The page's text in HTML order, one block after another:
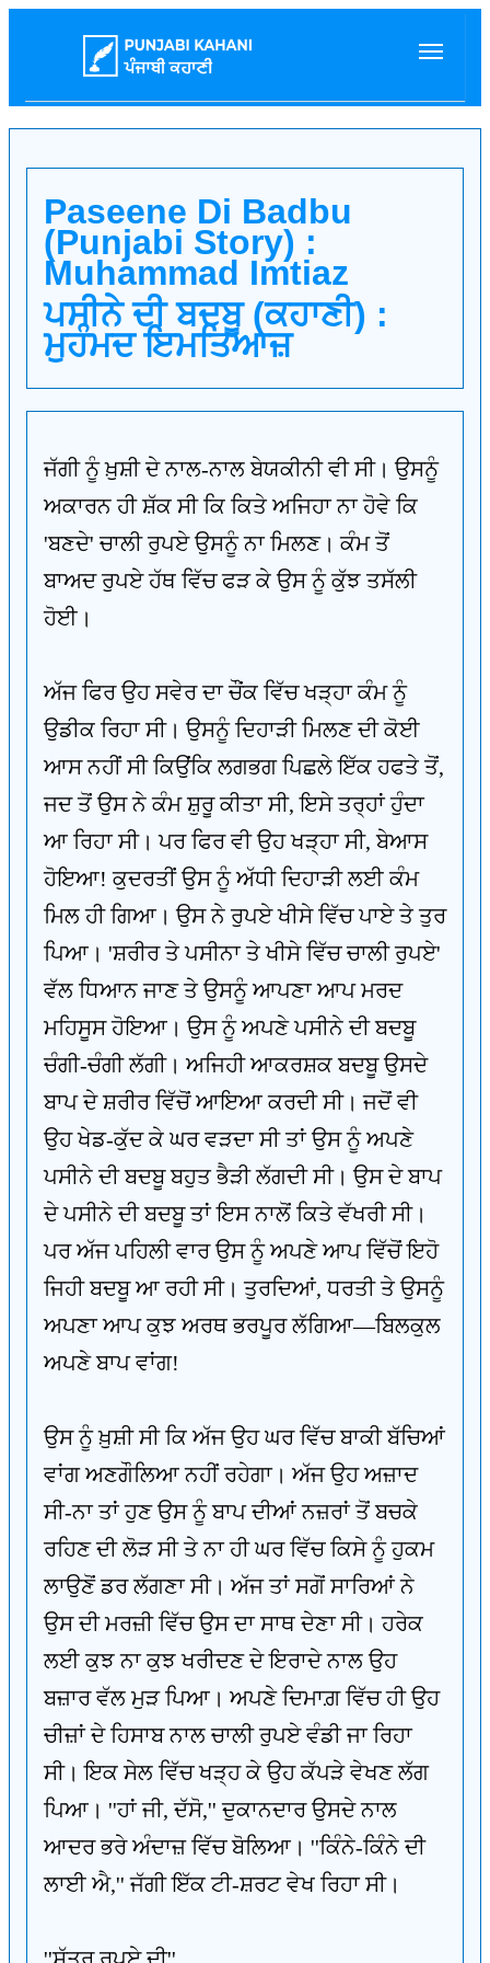
Paseene Di Badbu
(Punjabi Story) :
Muhammad Imtiaz
ਪਸੀਨੇ ਦੀ ਬਦਬੂ (ਕਹਾਣੀ) :
ਮੁਹੰਮਦ ਇਮਤਿਆਜ਼
ਜੱਗੀ ਨੂੰ ਖ਼ੁਸ਼ੀ ਦੇ ਨਾਲ-ਨਾਲ ਬੇਯਕੀਨੀ ਵੀ ਸੀ। ਉਸਨੂੰ
ਅਕਾਰਨ ਹੀ ਸ਼ੱਕ ਸੀ ਕਿ ਕਿਤੇ ਅਜਿਹਾ ਨਾ ਹੋਵੇ ਕਿ
'ਬਣਦੇ' ਚਾਲੀ ਰੁਪਏ ਉਸਨੂੰ ਨਾ ਮਿਲਣ। ਕੰਮ ਤੋਂ
ਬਾਅਦ ਰੁਪਏ ਹੱਥ ਵਿੱਚ ਫੜ ਕੇ ਉਸ ਨੂੰ ਕੁੱਝ ਤਸੱਲੀ
ਹੋਈ।
ਅੱਜ ਫਿਰ ਉਹ ਸਵੇਰ ਦਾ ਚੌਂਕ ਵਿੱਚ ਖੜ੍ਹਾ ਕੰਮ ਨੂੰ
ਉਡੀਕ ਰਿਹਾ ਸੀ। ਉਸਨੂੰ ਦਿਹਾੜੀ ਮਿਲਣ ਦੀ ਕੋਈ
ਆਸ ਨਹੀਂ ਸੀ ਕਿਉਂਕਿ ਲਗਭਗ ਪਿਛਲੇ ਇੱਕ ਹਫਤੇ ਤੋਂ,
ਜਦ ਤੋਂ ਉਸ ਨੇ ਕੰਮ ਸ਼ੁਰੂ ਕੀਤਾ ਸੀ, ਇਸੇ ਤਰ੍ਹਾਂ ਹੁੰਦਾ
ਆ ਰਿਹਾ ਸੀ। ਪਰ ਫਿਰ ਵੀ ਉਹ ਖੜ੍ਹਾ ਸੀ, ਬੇਆਸ
ਹੋਇਆ! ਕੁਦਰਤੀਂ ਉਸ ਨੂੰ ਅੱਧੀ ਦਿਹਾੜੀ ਲਈ ਕੰਮ
ਮਿਲ ਹੀ ਗਿਆ। ਉਸ ਨੇ ਰੁਪਏ ਖੀਸੇ ਵਿੱਚ ਪਾਏ ਤੇ ਤੁਰ
ਪਿਆ। 'ਸ਼ਰੀਰ ਤੇ ਪਸੀਨਾ ਤੇ ਖੀਸੇ ਵਿੱਚ ਚਾਲੀ ਰੁਪਏ'
ਵੱਲ ਧਿਆਨ ਜਾਣ ਤੇ ਉਸਨੂੰ ਆਪਣਾ ਆਪ ਮਰਦ
ਮਹਿਸੂਸ ਹੋਇਆ। ਉਸ ਨੂੰ ਅਪਣੇ ਪਸੀਨੇ ਦੀ ਬਦਬੂ
ਚੰਗੀ-ਚੰਗੀ ਲੱਗੀ। ਅਜਿਹੀ ਆਕਰਸ਼ਕ ਬਦਬੂ ਉਸਦੇ
ਬਾਪ ਦੇ ਸ਼ਰੀਰ ਵਿੱਚੋਂ ਆਇਆ ਕਰਦੀ ਸੀ। ਜਦੋਂ ਵੀ
ਉਹ ਖੇਡ-ਕੁੱਦ ਕੇ ਘਰ ਵੜਦਾ ਸੀ ਤਾਂ ਉਸ ਨੂੰ ਅਪਣੇ
ਪਸੀਨੇ ਦੀ ਬਦਬੂ ਬਹੁਤ ਭੈੜੀ ਲੱਗਦੀ ਸੀ। ਉਸ ਦੇ ਬਾਪ
ਦੇ ਪਸੀਨੇ ਦੀ ਬਦਬੂ ਤਾਂ ਇਸ ਨਾਲੋਂ ਕਿਤੇ ਵੱਖਰੀ ਸੀ।
ਪਰ ਅੱਜ ਪਹਿਲੀ ਵਾਰ ਉਸ ਨੂੰ ਅਪਣੇ ਆਪ ਵਿੱਚੋਂ ਇਹੋ
ਜਿਹੀ ਬਦਬੂ ਆ ਰਹੀ ਸੀ। ਤੁਰਦਿਆਂ, ਧਰਤੀ ਤੇ ਉਸਨੂੰ
ਅਪਣਾ ਆਪ ਕੁਝ ਅਰਥ ਭਰਪੂਰ ਲੱਗਿਆ—ਬਿਲਕੁਲ
ਅਪਣੇ ਬਾਪ ਵਾਂਗ!
ਉਸ ਨੂੰ ਖ਼ੁਸ਼ੀ ਸੀ ਕਿ ਅੱਜ ਉਹ ਘਰ ਵਿੱਚ ਬਾਕੀ ਬੱਚਿਆਂ
ਵਾਂਗ ਅਣਗੌਲਿਆ ਨਹੀਂ ਰਹੇਗਾ। ਅੱਜ ਉਹ ਅਜ਼ਾਦ
ਸੀ-ਨਾ ਤਾਂ ਹੁਣ ਉਸ ਨੂੰ ਬਾਪ ਦੀਆਂ ਨਜ਼ਰਾਂ ਤੋਂ ਬਚਕੇ
ਰਹਿਣ ਦੀ ਲੋੜ ਸੀ ਤੇ ਨਾ ਹੀ ਘਰ ਵਿੱਚ ਕਿਸੇ ਨੂੰ ਹੁਕਮ
ਲਾਉਣੋਂ ਡਰ ਲੱਗਣਾ ਸੀ। ਅੱਜ ਤਾਂ ਸਗੋਂ ਸਾਰਿਆਂ ਨੇ
ਉਸ ਦੀ ਮਰਜ਼ੀ ਵਿੱਚ ਉਸ ਦਾ ਸਾਥ ਦੇਣਾ ਸੀ। ਹਰੇਕ
ਲਈ ਕੁਝ ਨਾ ਕੁਝ ਖਰੀਦਣ ਦੇ ਇਰਾਦੇ ਨਾਲ ਉਹ
ਬਜ਼ਾਰ ਵੱਲ ਮੁੜ ਪਿਆ। ਅਪਣੇ ਦਿਮਾਗ਼ ਵਿੱਚ ਹੀ ਉਹ
ਚੀਜ਼ਾਂ ਦੇ ਹਿਸਾਬ ਨਾਲ ਚਾਲੀ ਰੁਪਏ ਵੰਡੀ ਜਾ ਰਿਹਾ
ਸੀ। ਇਕ ਸੇਲ ਵਿੱਚ ਖੜ੍ਹ ਕੇ ਉਹ ਕੱਪੜੇ ਵੇਖਣ ਲੱਗ
ਪਿਆ। ''ਹਾਂ ਜੀ, ਦੱਸੋ,'' ਦੁਕਾਨਦਾਰ ਉਸਦੇ ਨਾਲ
ਆਦਰ ਭਰੇ ਅੰਦਾਜ਼ ਵਿੱਚ ਬੋਲਿਆ। ''ਕਿੰਨੇ-ਕਿੰਨੇ ਦੀ
ਲਾਈ ਐ,'' ਜੱਗੀ ਇੱਕ ਟੀ-ਸ਼ਰਟ ਵੇਖ ਰਿਹਾ ਸੀ।